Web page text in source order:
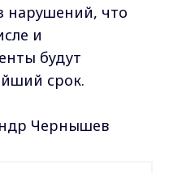
нарушений, что
и
будут
срок.
Чернышев